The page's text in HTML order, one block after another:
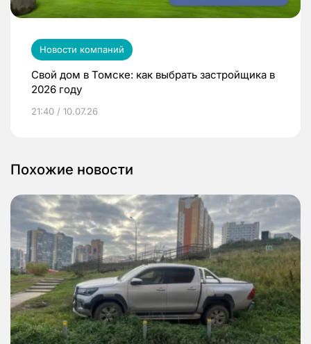
Новости компаний
Свой дом в Томске: как выбрать застройщика в
2026 году
21:40 / 10.07.26
Похожие новости